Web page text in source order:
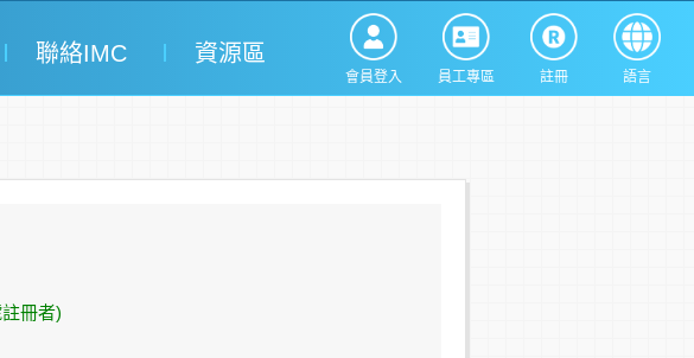
會員登入 員工專區 註冊 語言
聯絡IMC 資源區
冊者)